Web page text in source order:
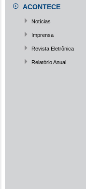
ACONTECE
Notícias
Imprensa
Revista Eletrônica
Relatório Anual